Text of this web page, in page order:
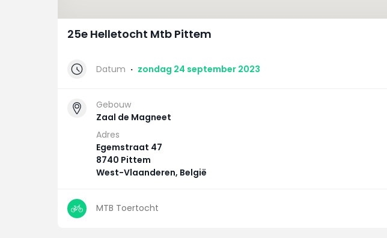
25e Helletocht Mtb Pittem
Datum · zondag 24 september 2023
Gebouw
Zaal de Magneet
Adres
Egemstraat 47
8740 Pittem
West-Vlaanderen, België
MTB Toertocht